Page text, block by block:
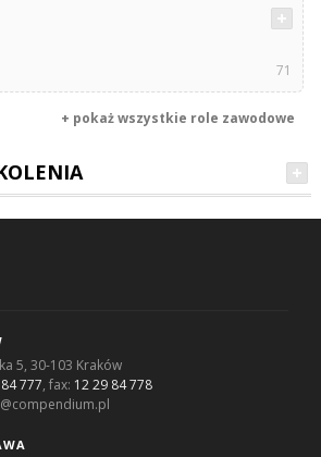
71
+ pokaż wszystkie role zawodowe
5, 30-103 Kraków
777, fax: 12 29 84 778